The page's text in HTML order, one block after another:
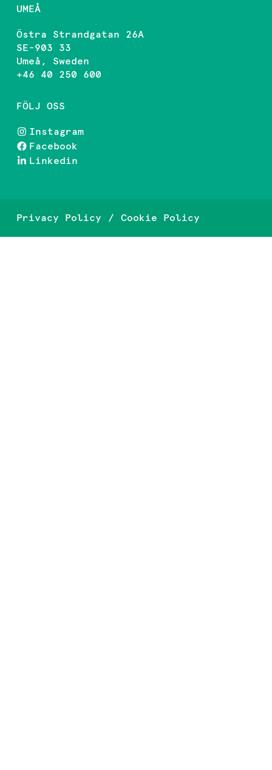
UMEÅ
Östra Strandgatan 26A
SE-903 33
Umeå, Sweden
+46 40 250 600
FÖLJ OSS
Instagram
Facebook
Linkedin
Privacy Policy Cookie Policy